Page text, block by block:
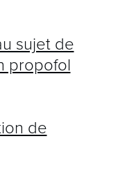
sujet de
propofol
de